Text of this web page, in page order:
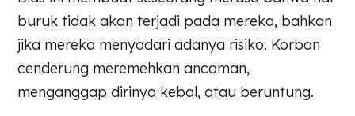
buruk tidak akan terjadi pada mereka, bahkan
jika mereka menyadari adanya risiko. Korban
cenderung meremehkan ancaman,
menganggap dirinya kebal, atau beruntung.